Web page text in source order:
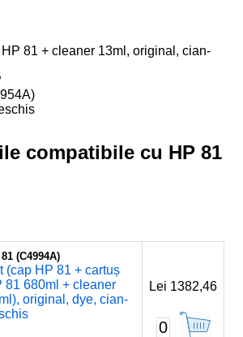
81 + cleaner 13ml, original, cian-
compatibile cu HP 81
81 (C4994A)
(cap HP 81 + cartuș
81 680ml + cleaner
original, dye, cian-
Lei 1382,46
0